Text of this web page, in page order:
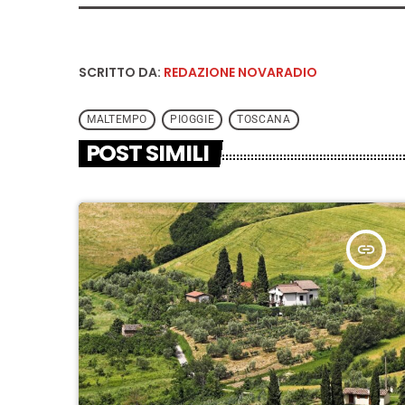
SCRITTO DA: REDAZIONE NOVARADIO
MALTEMPO PIOGGIE TOSCANA
POST SIMILI
insert_link